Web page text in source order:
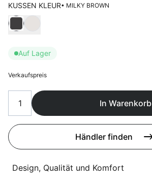
Sprachwahl
KUSSEN KLEUR• MILKY BROWN
Wählen Kussen kleur
Auf Lager
Verkaufspreis
In Warenkorb
Händler finden
Design, Qualität und Komfort